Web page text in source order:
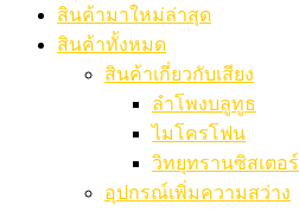
สินค้ามาใหม่ล่าสุด
สินค้าทั้งหมด
สินค้าเกี่ยวกับเสียง
ลำโพงบลูทูธ
ไมโครโฟน
วิทยุทรานซิสเตอร์
อุปกรณ์เพิ่มความสว่าง